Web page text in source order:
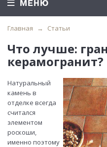
МЕНЮ
Главная Статьи
Что лучше:
керамогранит?
Натуральный
камень в
отделке всегда
считался
элементом
роскоши,
именно поэтому